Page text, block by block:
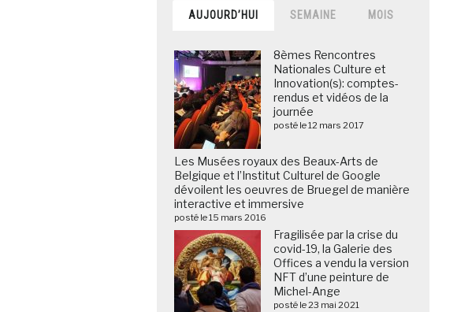
AUJOURD’HUI SEMAINE MOIS
8èmes Rencontres
Nationales Culture et
Innovation(s): comptes-
rendus et vidéos de la
journée
posté le 12 mars 2017
Les Musées royaux des Beaux-Arts de
Belgique et l’Institut Culturel de Google
dévoilent les oeuvres de Bruegel de manière
interactive et immersive
posté le 15 mars 2016
Fragilisée par la crise du
covid-19, la Galerie des
Offices a vendu la version
NFT d’une peinture de
Michel-Ange
posté le 23 mai 2021